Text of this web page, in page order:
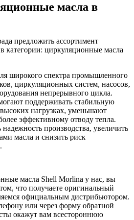
масла в
предложить ассортимент
категории: циркуляционные масла
широкого спектра промышленного
циркуляционных систем, насосов,
непрерывного цикла.
поддерживать стабильную
нагрузках, уменьшают
эффективному отводу тепла.
производства, увеличить
масла и снизить риск
масла Shell Morlina у нас, вы
что получаете оригинальный
официальным дистрибьютором.
или через форму обратной
окажут вам всестороннюю